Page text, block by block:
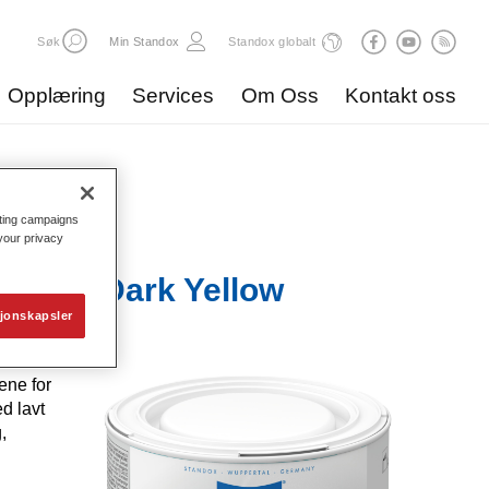
Søk Min Standox Standox globalt
Opplæring Services Om Oss Kontakt oss
377 Dark Yellow
for
lavt
campaigns
privacy